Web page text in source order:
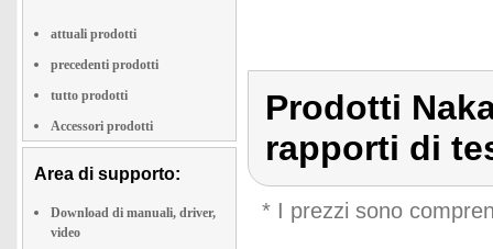
attuali prodotti
precedenti prodotti
tutto prodotti
Accessori prodotti
Area di supporto:
Download di manuali, driver,
video
Prodotti
rapporti di
* I prezzi sono